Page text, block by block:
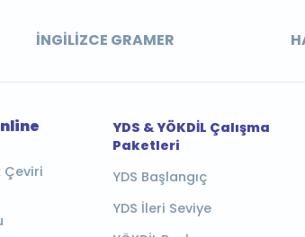
İNGILIZCE GRAMER
Çeviri
YDS & YÖKDİL Çalışma
Paketleri
YDS Başlangıç
YDS İleri Seviye